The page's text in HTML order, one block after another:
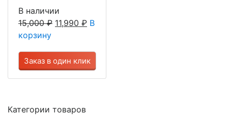
В наличии
15,000₽ 11,990 ₽ В
корзину
Заказ в один клик
Категории товаров